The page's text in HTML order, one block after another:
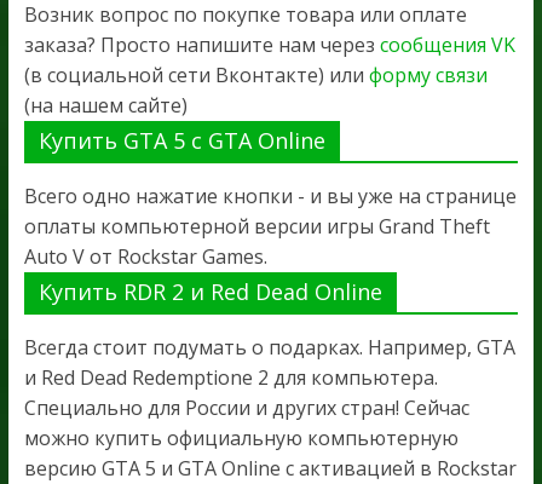
Возник вопрос по покупке товара или оплате
заказа? Просто напишите нам через сообщения VK
(в социальной сети Вконтакте) или форму связи
(на нашем сайте)
Купить GTA 5 с GTA Online
Всего одно нажатие кнопки - и вы уже на странице
оплаты компьютерной версии игры Grand Theft
Auto V от Rockstar Games.
Купить RDR 2 и Red Dead Online
Всегда стоит подумать о подарках. Например, GTA
и Red Dead Redemptione 2 для компьютера.
Специально для России и других стран! Сейчас
можно купить официальную компьютерную
версию GTA 5 и GTA Online с активацией в Rockstar